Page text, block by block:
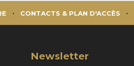
CONTACTS & PLAN D'ACCÈS
Newsletter